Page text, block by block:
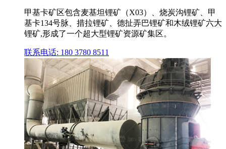
甲基卡矿区包含麦基坦锂矿（X03）、烧炭沟锂矿、甲
基卡134号脉、措拉锂矿、德扯弄巴锂矿和木绒锂矿六大
锂矿,形成了一个超大型锂矿资源矿集区。
联系电话: 180 3780 8511